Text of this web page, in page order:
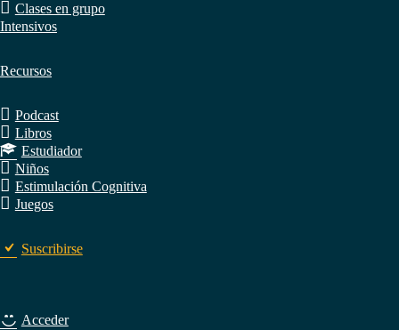
Clases en grupo
Intensivos
Recursos
Podcast
Libros
Estudiador
Niños
Estimulación Cognitiva
Juegos
Suscribirse
Acceder